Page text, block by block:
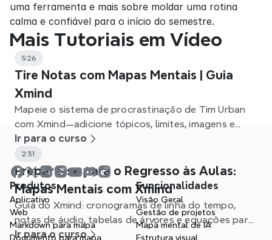
uma ferramenta e mais sobre moldar uma rotina
calma e confiável para o início do semestre.
Mais Tutoriais em Vídeo
5:26
Tire Notas com Mapas Mentais | Guia
Xmind
Mapeie o sistema de procrastinação de Tim Urban
com Xmind—adicione tópicos, limites, imagens e
resumos para notas claras e produtivas.
Ir para o curso
2:31
Prepare-se para o Regresso às Aulas:
Mapas Mentais com Xmind
Guia do Xmind: cronogramas de linha do tempo,
notas de áudio, tabelas de árvores e equações para
planear o seu semestre.
Ir para o curso
Produtos
Aplicativo
Web
Markdown para mapa
Documento para mapa
Funcionalidades
Visão Geral
Gestão de projetos
Mapa mental de IA
Estrutura visual